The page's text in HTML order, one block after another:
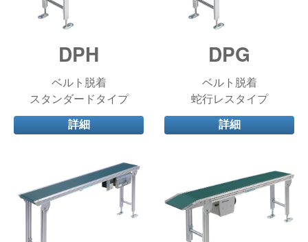
DPH
ベルト脱着
スタンダードタイプ
詳細
DPG
ベルト脱着
蛇行レスタイプ
詳細